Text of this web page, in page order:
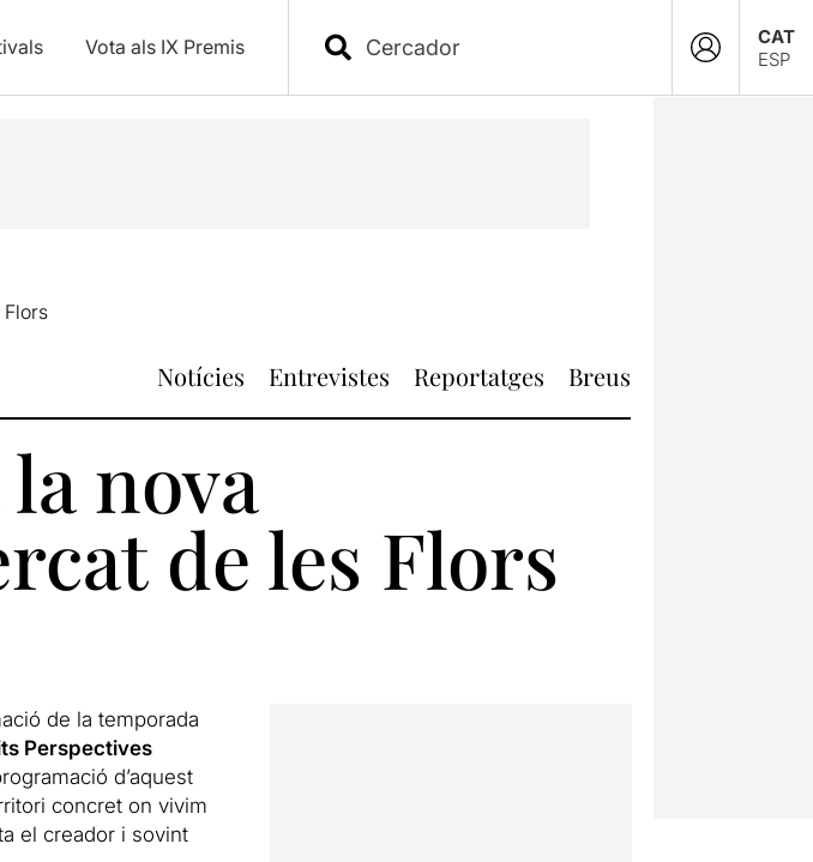
Vota als IX Premis
CAT
ESP
Notícies Entrevistes Reportatges Breus
nova
de les Flors
de la temporada
Perspectives
d’aquest
concret on vivim
el creador i sovint